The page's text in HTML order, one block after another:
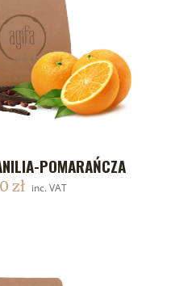
DO KOSZYKA
POMARAŃCZA
zł inc. VAT